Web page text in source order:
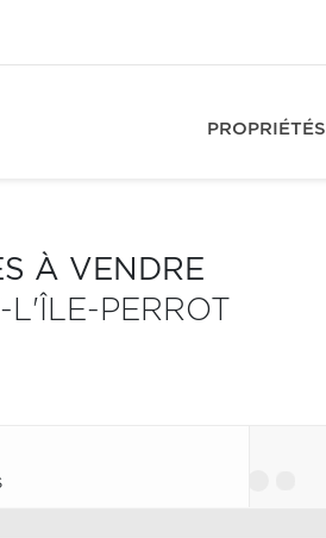
PROPRIÉTÉS
À VENDRE
PERROT